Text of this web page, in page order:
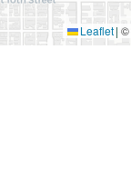
Leaflet | ©